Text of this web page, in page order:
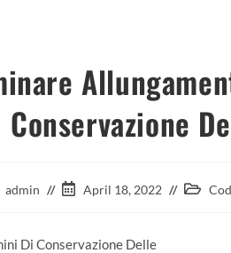
Conservazione
admin April 18, 2022
Di Conservazione Delle